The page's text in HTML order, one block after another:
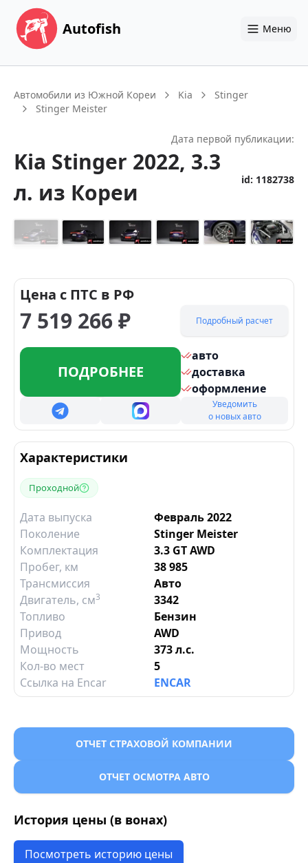
Autofish Меню
Автомобили из Южной Кореи Kia
Stinger
Stinger Meister
Дата первой публикации:
Kia Stinger 2022, 3.3
л. из Кореи id: 1182738
Цена с ПТС в РФ
7 519 266₽ Подробный расчет
ПОДРОБНЕЕ
авто
доставка
оформление
Уведомить
о новых авто
Характеристики
Проходной
Дата выпуска
Февраль 2022
Поколение
Stinger Meister
Комплектация
3.3 GT AWD
Пробег, км
38 985
Трансмиссия
Авто
Двигатель, см3
3342
Топливо
Бензин
Привод
AWD
Мощность
373 л.с.
Кол-во мест
5
Ссылка на Encar
ENCAR
ОТЧЕТ СТРАХОВОЙ КОМПАНИИ
ОТЧЕТ ОСМОТРА АВТО
История цены (в вонах)
Посмотреть историю цены